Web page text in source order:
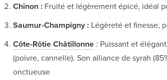
Chinon : Fruité et légèrement épicé, idéal
Saumur-Champigny : Légèreté et finesse,
Côte-Rôtie Châtillonne : Puissant et
(poivre, cannelle). Son alliance de syrah
onctueuse